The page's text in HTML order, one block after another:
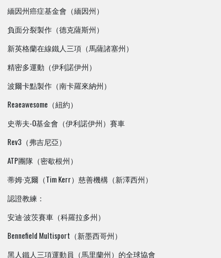
緬因州癌症基金會（緬因州）
負面分裂製作（德克薩斯州）
新英格蘭在線鐵人三項（馬薩諸塞州）
精密多運動（伊利諾伊州）
波爾卡點製作（南卡羅來納州）
Reaeawesome（紐約）
史蒂夫-O基金會（伊利諾伊州）賽車
Rev3（弗吉尼亞）
ATP團隊（密歇根州）
蒂姆·克爾（Tim Kerr）慈善機構（新澤西州）
認證教練：
安迪·波茨賽車（科羅拉多州）
Bennefield Multisport（新墨西哥州）
黑人鐵人三項運動員（馬里蘭州）的全球協會